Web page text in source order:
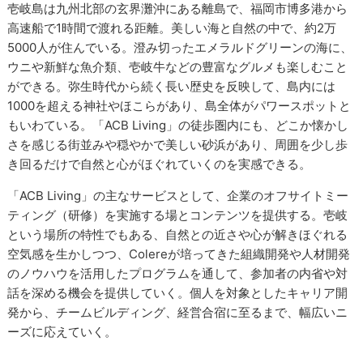
壱岐島は九州北部の玄界灘沖にある離島で、福岡市博多港から
高速船で1時間で渡れる距離。美しい海と自然の中で、約2万
5000人が住んでいる。澄み切ったエメラルドグリーンの海に、
ウニや新鮮な魚介類、壱岐牛などの豊富なグルメも楽しむこと
ができる。弥生時代から続く長い歴史を反映して、島内には
1000を超える神社やほこらがあり、島全体がパワースポットと
もいわている。「ACB Living」の徒歩圏内にも、どこか懐かし
さを感じる街並みや穏やかで美しい砂浜があり、周囲を少し歩
き回るだけで自然と心がほぐれていくのを実感できる。
「ACB Living」の主なサービスとして、企業のオフサイトミー
ティング（研修）を実施する場とコンテンツを提供する。壱岐
という場所の特性でもある、自然との近さや心が解きほぐれる
空気感を生かしつつ、Colereが培ってきた組織開発や人材開発
のノウハウを活用したプログラムを通して、参加者の内省や対
話を深める機会を提供していく。個人を対象としたキャリア開
発から、チームビルディング、経営合宿に至るまで、幅広いニ
ーズに応えていく。